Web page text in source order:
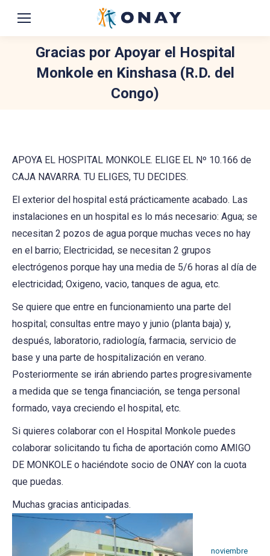
Gracias por Apoyar el Hospital
Monkole en Kinshasa (R.D. del
Congo)
APOYA EL HOSPITAL MONKOLE. ELIGE EL Nº 10.166 de
CAJA NAVARRA. TU ELIGES, TU DECIDES.
El exterior del hospital está prácticamente acabado. Las
instalaciones en un hospital es lo más necesario: Agua; se
necesitan 2 pozos de agua porque muchas veces no hay
en el barrio; Electricidad, se necesitan 2 grupos
electrógenos porque hay una media de 5/6 horas al día de
electricidad; Oxigeno, vacio, tanques de agua, etc.
Se quiere que entre en funcionamiento una parte del
hospital; consultas entre mayo y junio (planta baja) y,
después, laboratorio, radiología, farmacia, servicio de
base y una parte de hospitalización en verano.
Posteriormente se irán abriendo partes progresivamente
a medida que se tenga financiación, se tenga personal
formado, vaya creciendo el hospital, etc.
Si quieres colaborar con el Hospital Monkole puedes
colaborar solicitando tu ficha de aportación como AMIGO
DE MONKOLE o haciéndote socio de ONAY con la cuota
que puedas.
Muchas gracias anticipadas.
noviembre